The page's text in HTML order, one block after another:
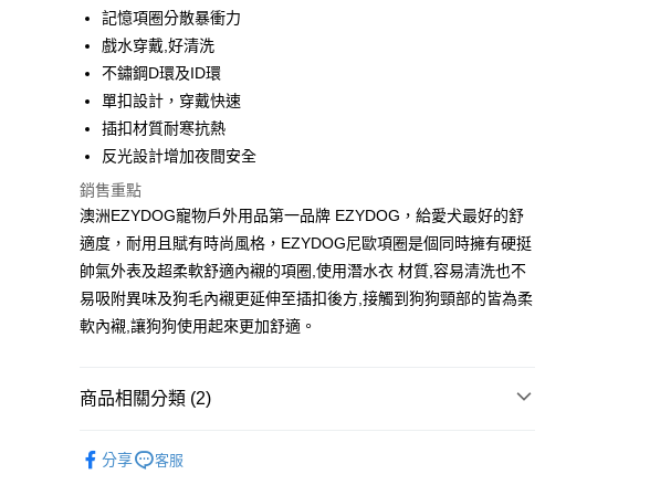
ATM付款
運送方式
全家取貨付款
每筆NT$60，滿NT$899(含以上)免運費
7-11取貨付款
每筆NT$60，滿NT$899(含以上)免運費
宅配
每筆NT$100，滿NT$899(含以上)免運費
記憶項圈分散暴衝力
戲水穿戴,好清洗
不鏽鋼D環及ID環
單扣設計，穿戴快速
插扣材質耐寒抗熱
反光設計增加夜間安全
銷售重點
澳洲EZYDOG寵物戶外用品第一品牌 EZYDOG，給愛犬最好的舒
適度，耐用且賦有時尚風格，EZYDOG尼歐項圈是個同時擁有硬挺
帥氣外表及超柔軟舒適內襯的項圈,使用潛水衣 材質,容易清洗也不
易吸附異味及狗毛內襯更延伸至插扣後方,接觸到狗狗頸部的皆為柔
軟內襯,讓狗狗使用起來更加舒適。
商品相關分類 (2)
分享 客服